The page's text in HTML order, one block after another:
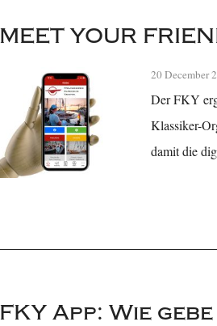
MEET YOUR
20 December
Der FKY
Klassiker-
damit die
FKY App: Wie